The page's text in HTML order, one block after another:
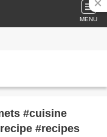
MENU
#cuisine